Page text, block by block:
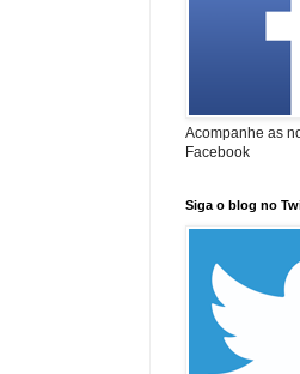
Acompanhe as
Facebook
Siga o blog no